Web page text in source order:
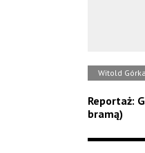
Witold Górka
Reportaż:
bramą)